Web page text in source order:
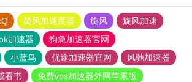
旋风加速度器 旋风
旋风加速
加速器
狗急加速器官网
小蓝鸟 优途加速器官网
风驰加速器
看书
免费vps加速器外网苹果版